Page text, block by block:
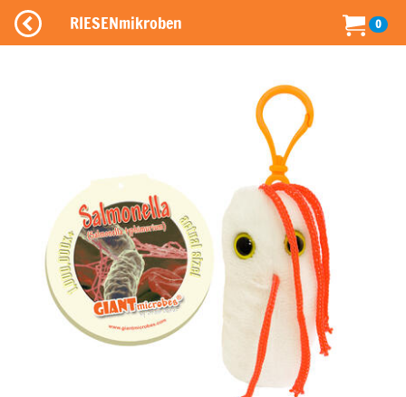
RIESENmikroben 0